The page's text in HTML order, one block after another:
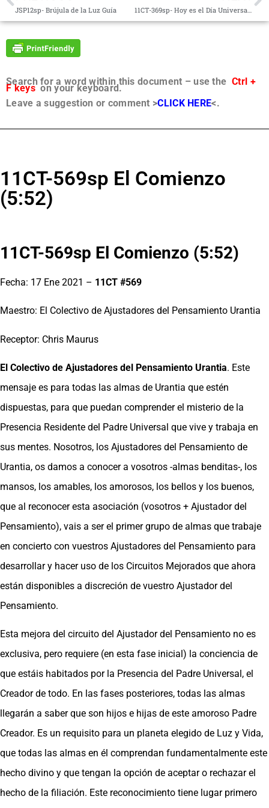
JSP12sp- Brújula de la Luz Guía 11CT-369sp- Hoy es el Día Universal del Ajustador del Pensamiento
Search for a word within this document – use the Ctrl +
F keyson your keyboard.
Leave a suggestion or comment >CLICK HERE<.
11CT-569sp El Comienzo
(5:52)
11CT-569sp El Comienzo (5:52)
Fecha: 17 Ene 2021 – 11CT #569
Maestro: El Colectivo de Ajustadores del Pensamiento Urantia
Receptor: Chris Maurus
El Colectivo de Ajustadores del Pensamiento Urantia. Este
mensaje es para todas las almas de Urantia que estén
dispuestas, para que puedan comprender el misterio de la
Presencia Residente del Padre Universal que vive y trabaja en
sus mentes. Nosotros, los Ajustadores del Pensamiento de
Urantia, os damos a conocer a vosotros -almas benditas-, los
mansos, los amables, los amorosos, los bellos y los buenos,
que al reconocer esta asociación (vosotros + Ajustador del
Pensamiento), vais a ser el primer grupo de almas que trabaje
en concierto con vuestros Ajustadores del Pensamiento para
desarrollar y hacer uso de los Circuitos Mejorados que ahora
están disponibles a discreción de vuestro Ajustador del
Pensamiento.
Esta mejora del circuito del Ajustador del Pensamiento no es
exclusiva, pero requiere (en esta fase inicial) la conciencia de
que estáis habitados por la Presencia del Padre Universal, el
Creador de todo. En las fases posteriores, todas las almas
llegarán a saber que son hijos e hijas de este amoroso Padre
Creador. Es un requisito para un planeta elegido de Luz y Vida,
que todas las almas en él comprendan fundamentalmente este
hecho divino y que tengan la opción de aceptar o rechazar el
hecho de la filiación. Este reconocimiento tiene lugar primero